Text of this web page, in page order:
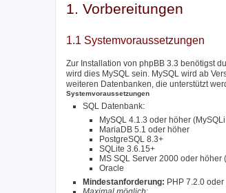
1. Vorbereitungen
1.1 Systemvoraussetzungen
Zur Installation von phpBB 3.3 benötigst
wird dies MySQL sein. MySQL wird ab
weiteren Datenbanken, die unterstützt
Systemvoraussetzungen
SQL Datenbank:
MySQL 4.1.3 oder höher
MariaDB 5.1 oder höher
PostgreSQL 8.3+
SQLite 3.6.15+
MS SQL Server 2000 oder
Oracle
Mindestanforderung: PHP 7.2.0